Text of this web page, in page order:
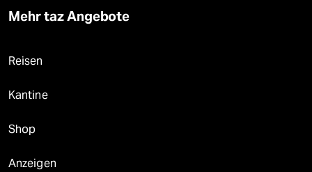
Mehr taz Angebote
Reisen
Kantine
Shop
Anzeigen